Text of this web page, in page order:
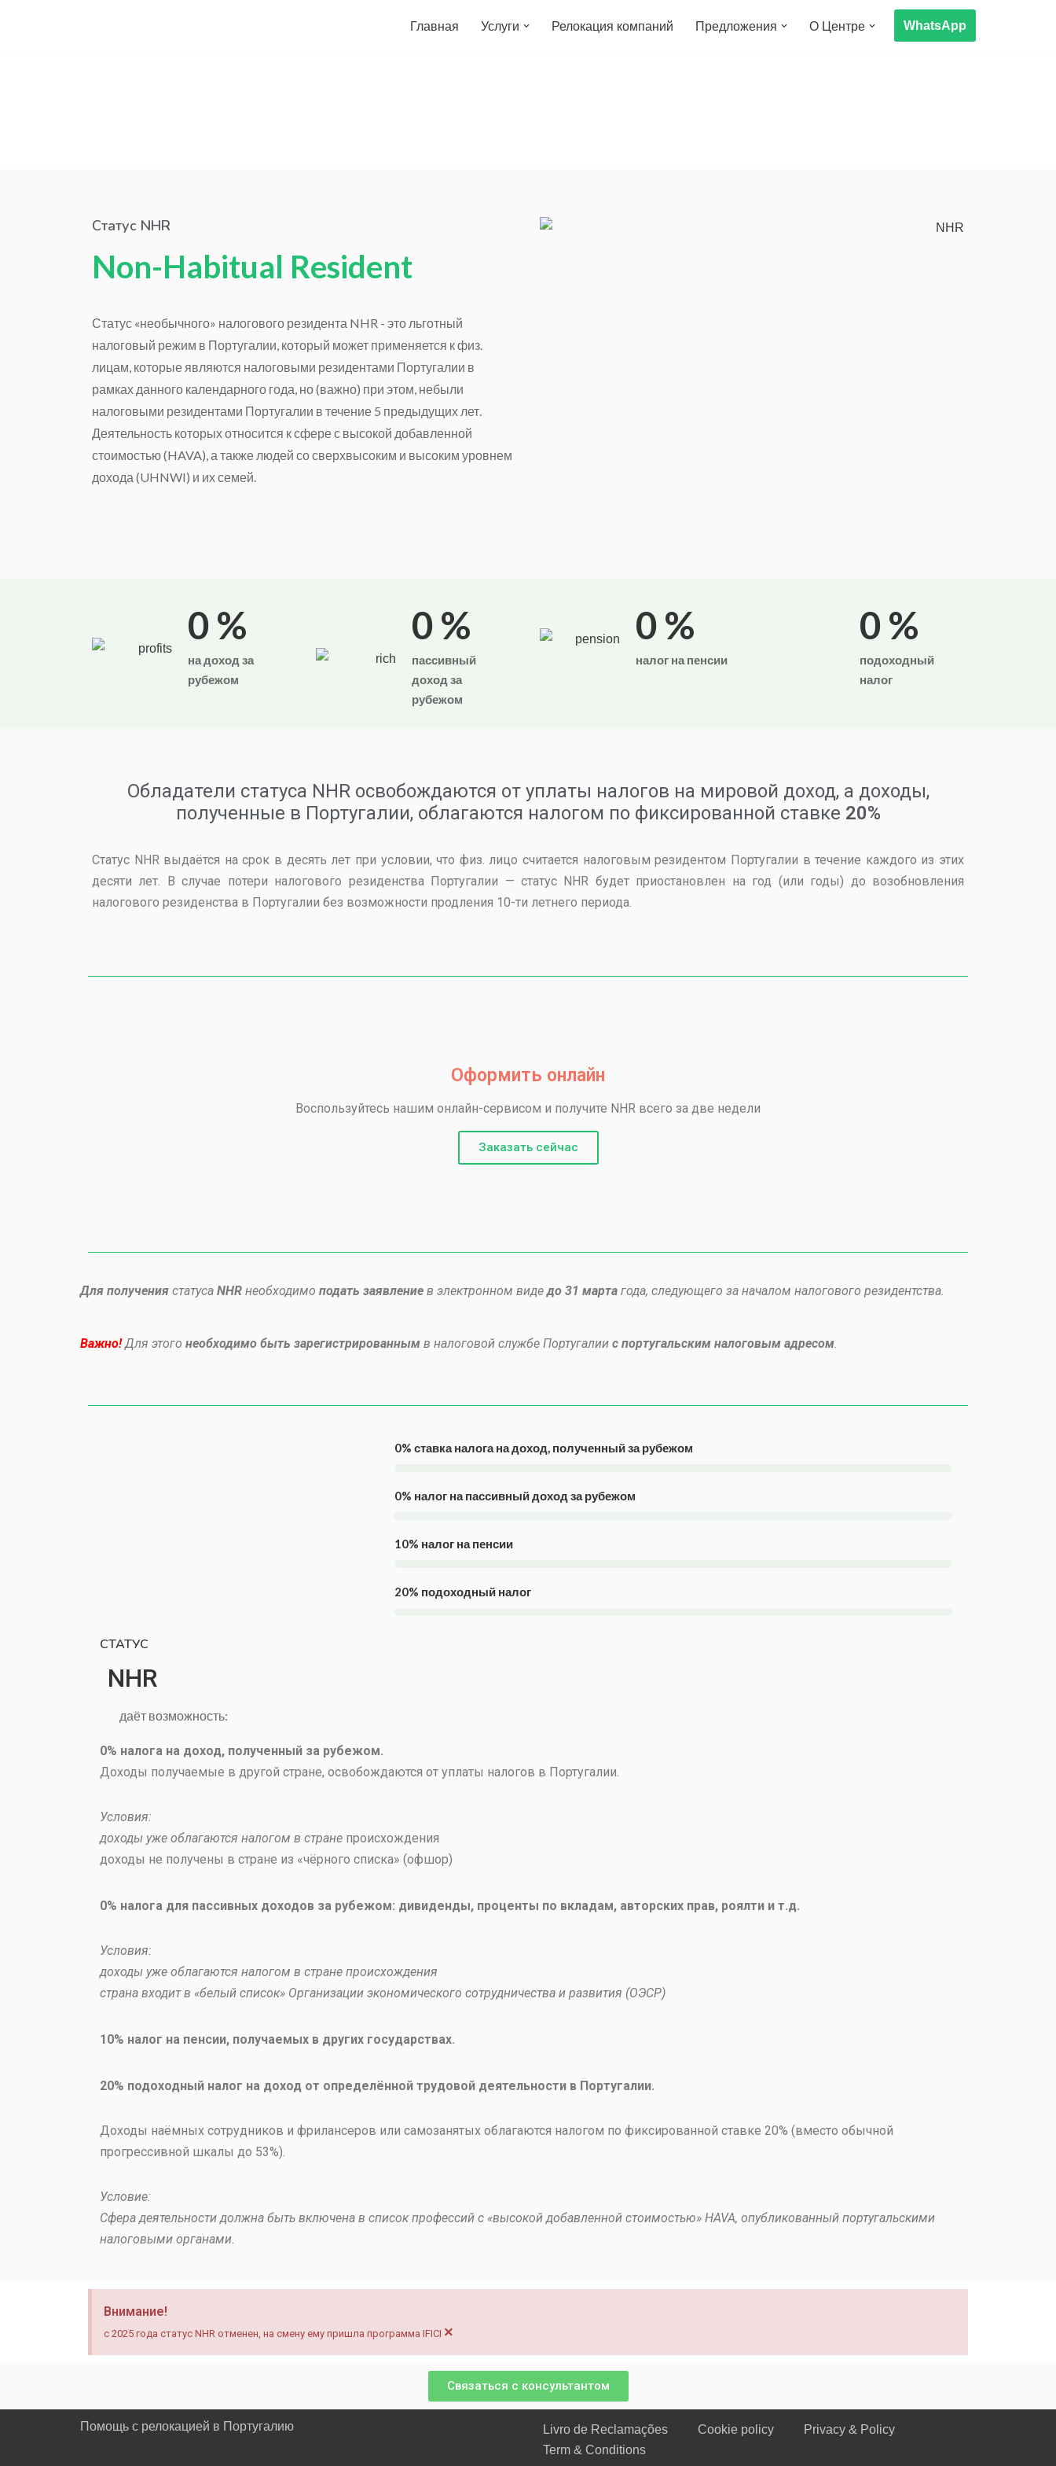
Главная Услуги Релокация компаний Предложения О Центре WhatsApp
Статус NHR
Non-Habitual Resident
Статус «необычного» налогового резидента NHR - это льготный
налоговый режим в Португалии, который может применяется к физ.
лицам, которые являются налоговыми резидентами Португалии в
рамках данного календарного года, но (важно) при этом, небыли
налоговыми резидентами Португалии в течение 5 предыдущих лет.
Деятельность которых относится к сфере с высокой добавленной
стоимостью (HAVA), а также людей со сверхвысоким и высоким уровнем
дохода (UHNWI) и их семей.
0 %
на доход за
рубежом
0 %
пассивный
доход за
рубежом
0 %
налог на пенсии
0 %
подоходный
налог
Обладатели статуса NHR освобождаются от уплаты налогов на мировой доход, а доходы,
полученные в Португалии, облагаются налогом по фиксированной ставке 20%
Статус NHR выдаётся на срок в десять лет при условии, что физ. лицо считается налоговым резидентом Португалии в течение каждого из этих
десяти лет. В случае потери налогового резиденства Португалии — статус NHR будет приостановлен на год (или годы) до возобновления
налогового резиденства в Португалии без возможности продления 10-ти летнего периода.
Оформить онлайн
Воспользуйтесь нашим онлайн-сервисом и получите NHR всего за две недели
Заказать сейчас
Для получения статуса NHR необходимо подать заявление в электронном видедо 31 марта года, следующего за началом налогового резидентства.
Важно!Для этого необходимо быть зарегистрированным в налоговой службе Португалии с португальским налоговым адресом.
0% ставка налога на доход, полученный за рубежом
0% налог на пассивный доход за рубежом
10% налог на пенсии
20% подоходный налог
СТАТУС
NHR
даёт возможность:
0% налога на доход, полученный за рубежом.
Доходы получаемые в другой стране, освобождаются от уплаты налогов в Португалии.
Условия:
доходы уже облагаются налогом в стране происхождения
доходы не получены в стране из «чёрного списка» (офшор)
0% налога для пассивных доходов за рубежом: дивиденды, проценты по вкладам, авторских прав, роялти и т.д.
Условия:
доходы уже облагаются налогом в стране происхождения
страна входит в «белый список» Организации экономического сотрудничества и развития (ОЭСР)
10% налог на пенсии, получаемых в других государствах.
20% подоходный налог на доход от определённой трудовой деятельности в Португалии.
Доходы наёмных сотрудников и фрилансеров или самозанятых облагаются налогом по фиксированной ставке 20% (вместо обычной
прогрессивной шкалы до 53%).
Условие:
Сфера деятельности должна быть включена в список профессий с «высокой добавленной стоимостью» HAVA, опубликованный португальскими
налоговыми органами.
Внимание!
с 2025 года статус NHR отменен, на смену ему пришла программа IFICI ×
Связаться с консультантом
Помощь с релокацией в Португалию Livro de Reclamações Сookie policy
Privacy & Policy
Term & Conditions